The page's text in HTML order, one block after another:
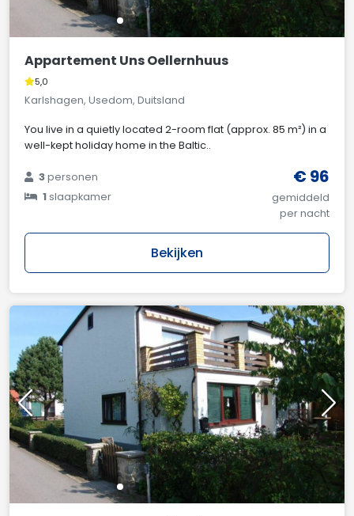
Appartement Uns Oellernhuus
5,0
Karlshagen, Usedom, Duitsland
You live in a quietly located 2-room flat (approx. 85 m²) in a
well-kept holiday home in the Baltic..
3personen
1slaapkamer
€ 96
gemiddeld
per nacht
Bekijken